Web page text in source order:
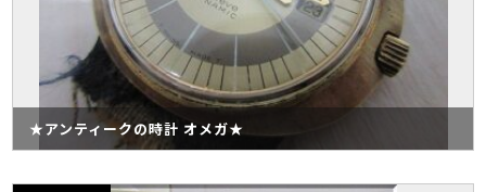
★アンティークの時計 オメガ★